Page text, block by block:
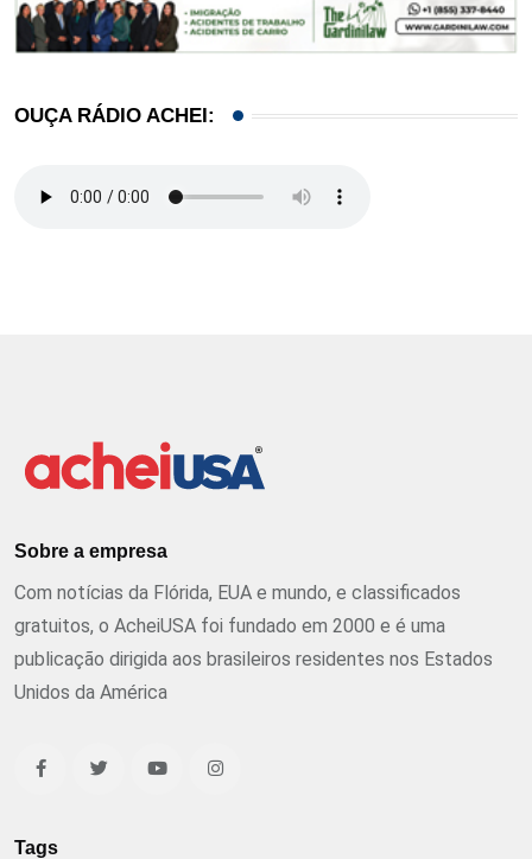
OUÇA RÁDIO ACHEI:
Sobre a empresa
Com notícias da Flórida, EUA e mundo, e classificados
gratuitos, o AcheiUSA foi fundado em 2000 e é uma
publicação dirigida aos brasileiros residentes nos Estados
Unidos da América
Tags